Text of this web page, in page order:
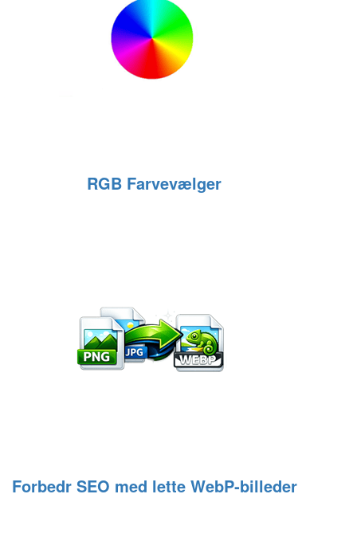
RGB Farvevælger
Forbedr SEO med lette WebP‑billeder